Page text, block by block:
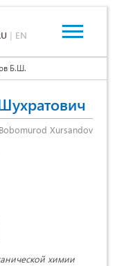
| EN
Б.Ш.
Bobomurod Xursandov
химии